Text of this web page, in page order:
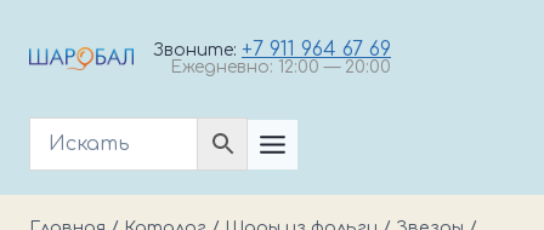
Звоните: +7 911 964 67 69
Ежедневно: 12:00 — 20:00